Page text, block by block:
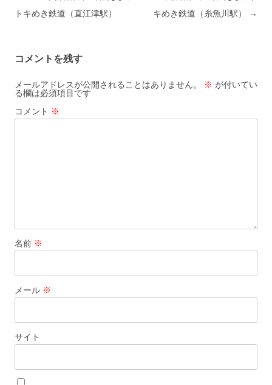
トキめき鉄道（直江津駅）
キめき鉄道（糸魚川駅）
→
コメントを残す
メールアドレスが公開されることはありません。 ※ が付いてい
る欄は必須項目です
コメント ※
名前 ※
メール ※
サイト